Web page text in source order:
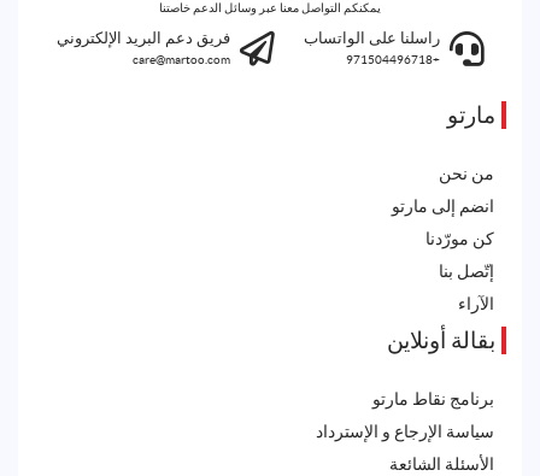
يمكنكم التواصل معنا عبر وسائل الدعم خاصتنا
راسلنا على الواتساب
+971504496718
فريق دعم البريد الإلكتروني
care@martoo.com
مارتو
من نحن
انضم إلى مارتو
كن مورّدنا
إتّصل بنا
الآراء
بقالة أونلاين
برنامج نقاط مارتو
سياسة الإرجاع و الإسترداد
الأسئلة الشائعة